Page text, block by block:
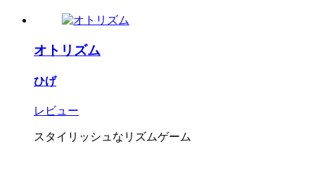
オトリズム
ひげ
レビュー
スタイリッシュなリズムゲーム